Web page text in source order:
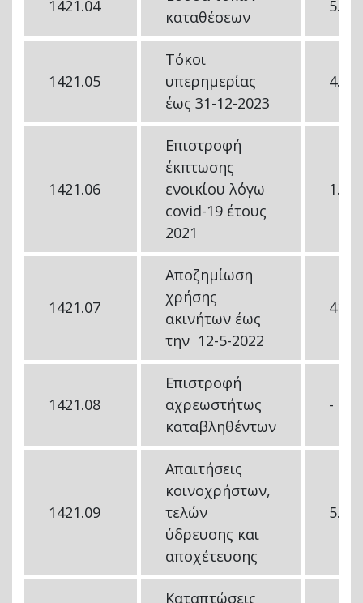
1421.04
καταθέσεων
1421.05
Τόκοι
υπερημερίας
έως 31-12-2023
1421.06
Επιστροφή
έκπτωσης
ενοικίου λόγω
covid-19 έτους
2021
1421.07
Αποζημίωση
χρήσης
ακινήτων έως
την 12-5-2022
1421.08
Επιστροφή
αχρεωστήτως
καταβληθέντων
-
1421.09
Απαιτήσεις
κοινοχρήστων,
τελών
ύδρευσης και
αποχέτευσης
Καταπτώσεις